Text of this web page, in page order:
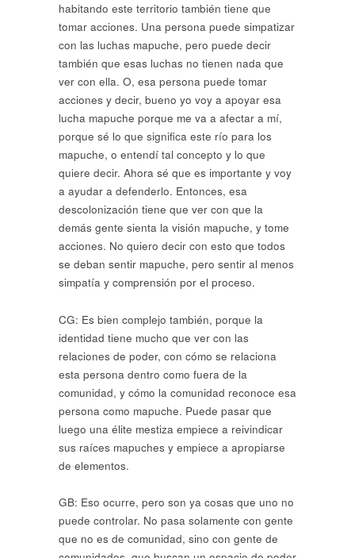
habitando este territorio también tiene que
tomar acciones. Una persona puede simpatizar
con las luchas mapuche, pero puede decir
también que esas luchas no tienen nada que
ver con ella. O, esa persona puede tomar
acciones y decir, bueno yo voy a apoyar esa
lucha mapuche porque me va a afectar a mí,
porque sé lo que significa este río para los
mapuche, o entendí tal concepto y lo que
quiere decir. Ahora sé que es importante y voy
a ayudar a defenderlo. Entonces, esa
descolonización tiene que ver con que la
demás gente sienta la visión mapuche, y tome
acciones. No quiero decir con esto que todos
se deban sentir mapuche, pero sentir al menos
simpatía y comprensión por el proceso.
CG: Es bien complejo también, porque la
identidad tiene mucho que ver con las
relaciones de poder, con cómo se relaciona
esta persona dentro como fuera de la
comunidad, y cómo la comunidad reconoce esa
persona como mapuche. Puede pasar que
luego una élite mestiza empiece a reivindicar
sus raíces mapuches y empiece a apropiarse
de elementos.
GB: Eso ocurre, pero son ya cosas que uno no
puede controlar. No pasa solamente con gente
que no es de comunidad, sino con gente de